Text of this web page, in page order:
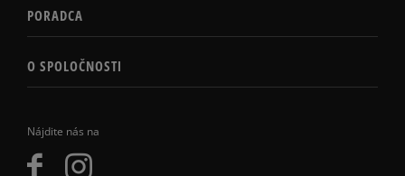
Nájdite nás na
PORADCA
O SPOLOČNOSTI